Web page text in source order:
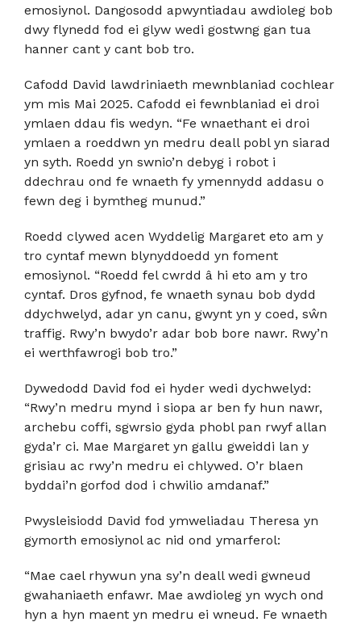
emosiynol. Dangosodd apwyntiadau awdioleg bob
dwy flynedd fod ei glyw wedi gostwng gan tua
hanner cant y cant bob tro.
Cafodd David lawdriniaeth mewnblaniad cochlear
ym mis Mai 2025. Cafodd ei fewnblaniad ei droi
ymlaen ddau fis wedyn. “Fe wnaethant ei droi
ymlaen a roeddwn yn medru deall pobl yn siarad
yn syth. Roedd yn swnio’n debyg i robot i
ddechrau ond fe wnaeth fy ymennydd addasu o
fewn deg i bymtheg munud.”
Roedd clywed acen Wyddelig Margaret eto am y
tro cyntaf mewn blynyddoedd yn foment
emosiynol. “Roedd fel cwrdd â hi eto am y tro
cyntaf. Dros gyfnod, fe wnaeth synau bob dydd
ddychwelyd, adar yn canu, gwynt yn y coed, sŵn
traffig. Rwy’n bwydo’r adar bob bore nawr. Rwy’n
ei werthfawrogi bob tro.”
Dywedodd David fod ei hyder wedi dychwelyd:
“Rwy’n medru mynd i siopa ar ben fy hun nawr,
archebu coffi, sgwrsio gyda phobl pan rwyf allan
gyda’r ci. Mae Margaret yn gallu gweiddi lan y
grisiau ac rwy’n medru ei chlywed. O’r blaen
byddai’n gorfod dod i chwilio amdanaf.”
Pwysleisiodd David fod ymweliadau Theresa yn
gymorth emosiynol ac nid ond ymarferol:
“Mae cael rhywun yna sy’n deall wedi gwneud
gwahaniaeth enfawr. Mae awdioleg yn wych ond
hyn a hyn maent yn medru ei wneud. Fe wnaeth